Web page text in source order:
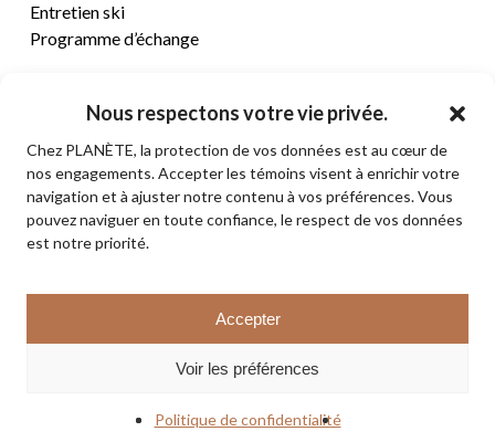
Nous respectons votre vie privée.
Chez PLANÈTE, la protection de vos données est au cœur de
nos engagements. Accepter les témoins visent à enrichir votre
navigation et à ajuster notre contenu à vos préférences. Vous
pouvez naviguer en toute confiance, le respect de vos données
est notre priorité.
Accepter
Voir les préférences
Politique de confidentialité
Sous-total: 0,00$
VOIR LE PANIER
Entretien ski
Programme d’échange
CENTRE D’AIDE
Termes et conditions de vente
Retours et remboursements
Politique de confidentialité
Contact
© 2026 PLANÈTE CYCLE & SKI. Tous droits réservés.